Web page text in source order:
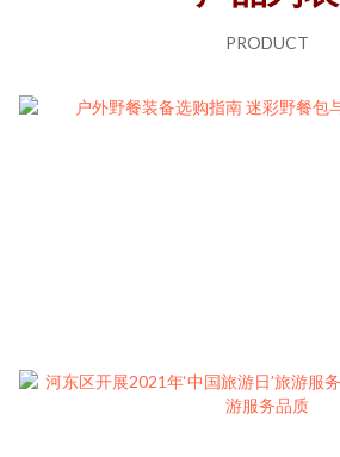
PRODUCT